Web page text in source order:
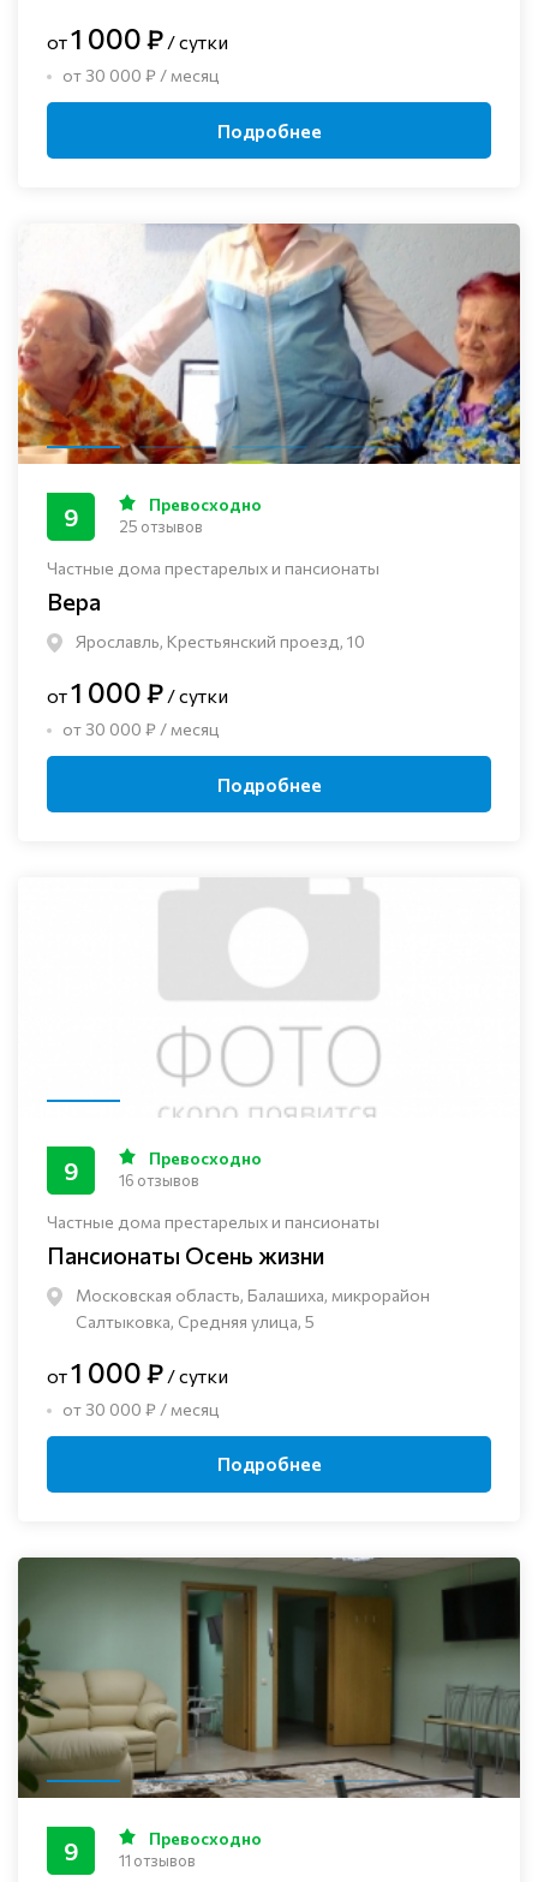
от1 000 ₽ / сутки
от 30 000 ₽ / месяц
Подробнее
Частные дома престарелых и пансионаты
Вера
Ярославль, Крестьянский проезд, 10
9 Превосходно
25 отзывов
от1 000 ₽ / сутки
от 30 000 ₽ / месяц
Подробнее
Частные дома престарелых и пансионаты
Пансионаты Осень жизни
Московская область, Балашиха, микрорайон
Салтыковка, Средняя улица, 5
9 Превосходно
16 отзывов
от1 000 ₽ / сутки
от 30 000 ₽ / месяц
Подробнее
9 Превосходно
11 отзывов